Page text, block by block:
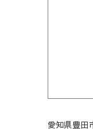
愛知県豊田